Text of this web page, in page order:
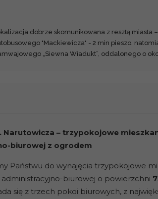
dobrze skomunikowana z resztą miasta
"Mackiewicza" - 2 min pieszo,
„Siewna Wiadukt”, oddalonego o
Narutowicza – trzypokojowe
biurowej z ogrodem
Państwu do wynajęcia trzypokojowe
administracyjno-biurowej o powierzchni
się z trzech pokoi biurowych, z